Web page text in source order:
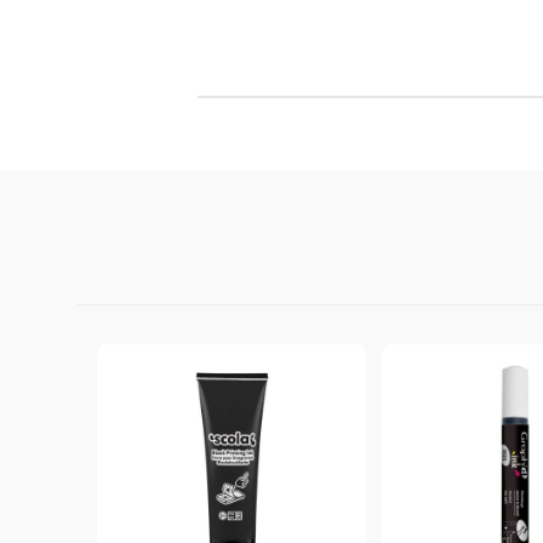
VERSACRAFT - За текстил, дърво,
глина и други
VERSAMAGIC - Chalk ink,
Тебеширено мастило
BRILLIANCE - Пигментно мастило
ВОСЪЦИ